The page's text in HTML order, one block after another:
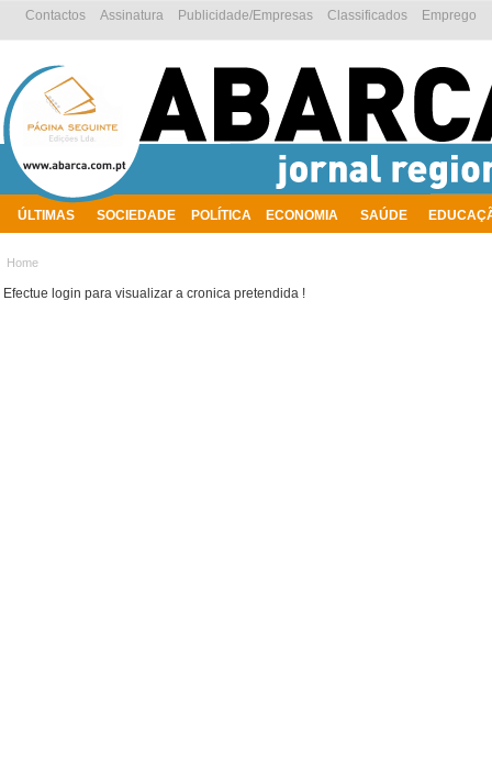
ÚLTIMAS SOCIEDADE POLÍTICA ECONOMIA SAÚDE
Emprego
Classificados
Publicidade/Empresas
Assinatura
Contactos
Home
Efectue login para visualizar a cronica pretendida !